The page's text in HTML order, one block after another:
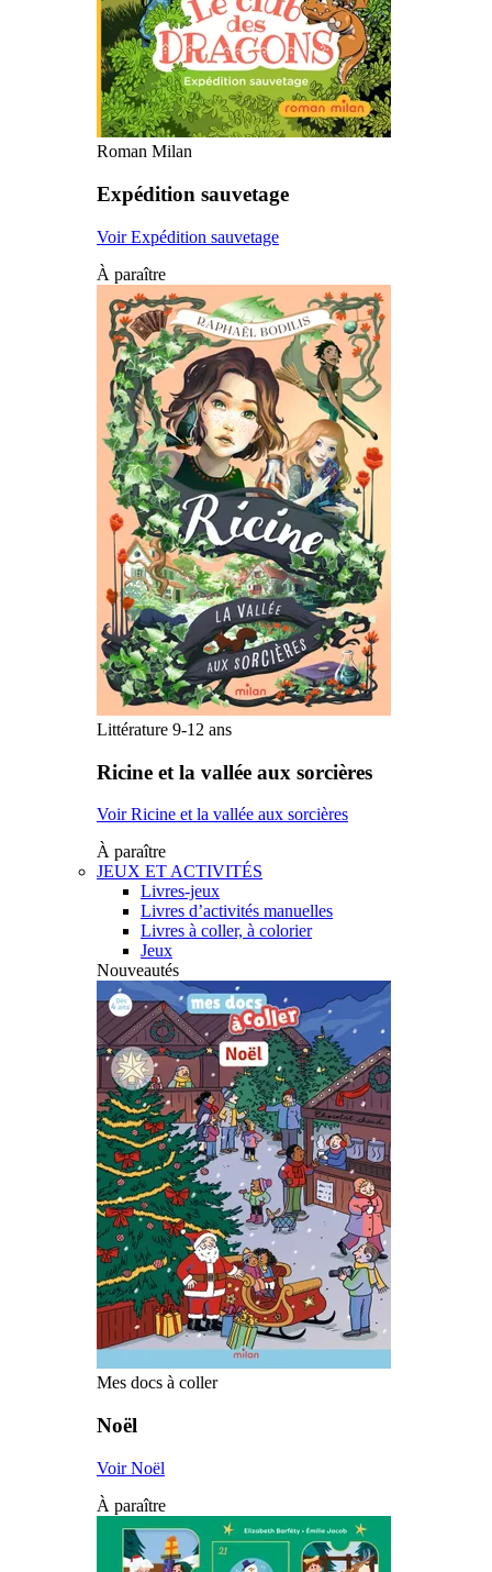
Roman Milan
Expédition sauvetage
Voir Expédition sauvetage
À paraître
Littérature 9-12 ans
Ricine et la vallée aux sorcières
Voir Ricine et la vallée aux sorcières
À paraître
JEUX ET ACTIVITÉS
Livres-jeux
Livres d’activités manuelles
Livres à coller, à colorier
Jeux
Nouveautés
Mes docs à coller
Noël
Voir Noël
À paraître